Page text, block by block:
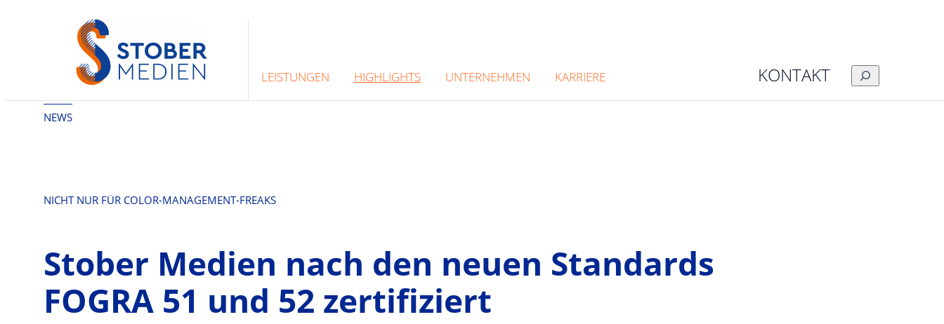
LEISTUNGEN HIGHLIGHTS UNTERNEHMEN KARRIERE KONTAKT SUCHEN
NEWS
NICHT NUR FÜR COLOR-MANAGEMENT-FREAKS
Stober Medien nach den neuen Standards
FOGRA 51 und 52 zertifiziert